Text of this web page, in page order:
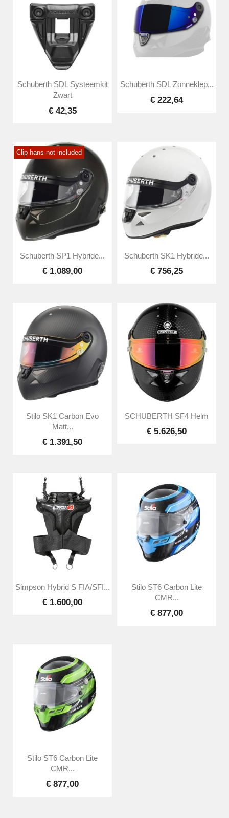
Schuberth SDL Systeemkit
Zwart
€ 42,35
Schuberth SDL Zonneklep...
€ 222,64
Clip hans not included
Schuberth SP1 Hybride...
€ 1.089,00
Schuberth SK1 Hybride...
€ 756,25
Stilo SK1 Carbon Evo
Matt...
€ 1.391,50
SCHUBERTH SF4 Helm
€ 5.626,50
Simpson Hybrid S FIA/SFI...
€ 1.600,00
Stilo ST6 Carbon Lite
CMR...
€ 877,00
Stilo ST6 Carbon Lite
CMR...
€ 877,00